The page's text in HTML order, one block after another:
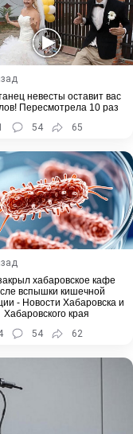
невесты оставит вас
Пересмотрела 10 раз
54 65
хабаровское кафе
вспышки кишечной
- Новости Хабаровска и
Хабаровского края
54 62